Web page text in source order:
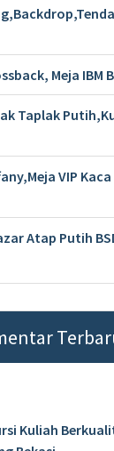
Meja IBM
Taplak
VIP
Atap Putih
Kuliah